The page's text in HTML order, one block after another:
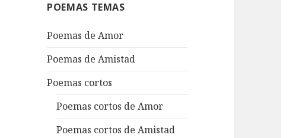
POEMAS TEMAS
Poemas de Amor
Poemas de Amistad
Poemas cortos
Poemas cortos de Amor
Poemas cortos de Amistad